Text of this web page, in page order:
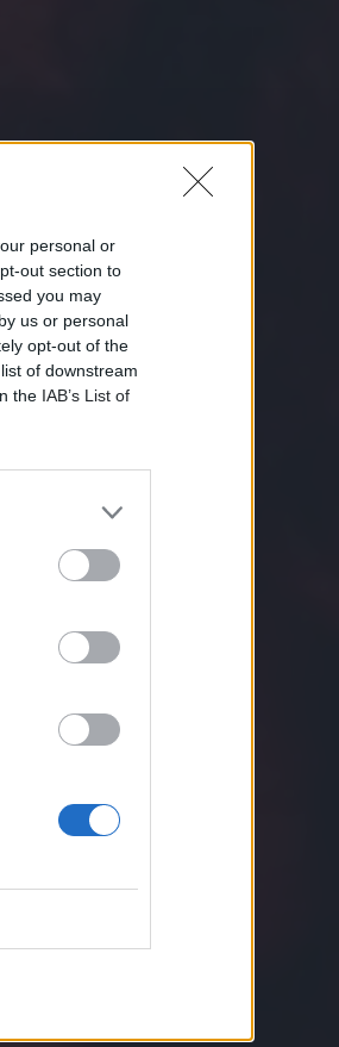
personal or
out section to
you may
us or personal
opt-out of the
of downstream
the IAB’s List of